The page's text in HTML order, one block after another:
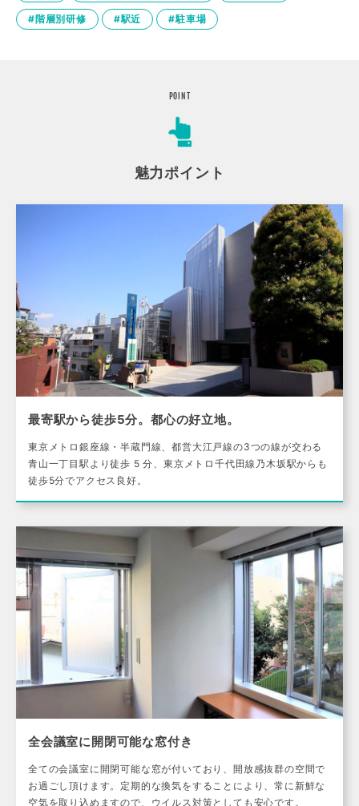
#階層別研修 #駅近 #駐車場
POINT
魅力ポイント
最寄駅から徒歩5分。都心の好立地。
東京メトロ銀座線・半蔵門線、都営大江戸線の3つの線が交わる
青山一丁目駅より徒歩 5 分、東京メトロ千代田線乃木坂駅からも
徒歩5分でアクセス良好。
全会議室に開閉可能な窓付き
全ての会議室に開閉可能な窓が付いており、開放感抜群の空間で
お過ごし頂けます。定期的な換気をすることにより、常に新鮮な
空気を取り込めますので、ウイルス対策としても安心です。